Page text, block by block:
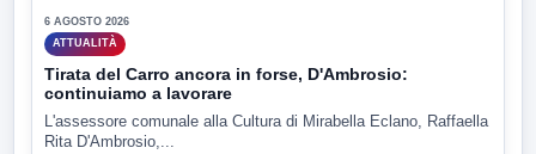
6 AGOSTO 2026
ATTUALITÀ
Tirata del Carro ancora in forse, D'Ambrosio:
continuiamo a lavorare
L'assessore comunale alla Cultura di Mirabella Eclano, Raffaella
Rita D'Ambrosio,...